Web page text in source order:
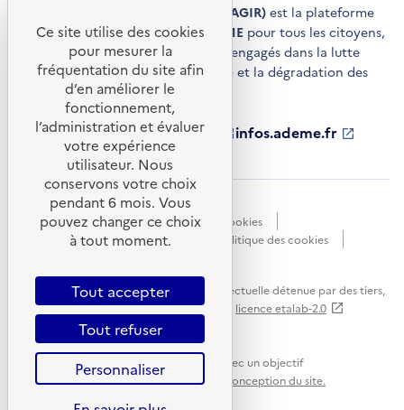
Agir pour la transition écologique (AGIR) est la plateforme
de conseils et de services de l'ADEME pour tous les citoyens,
acteurs économiques et territoires engagés dans la lutte
contre le réchauffement climatique et la dégradation des
ressources.
ademe.fr
S'ouvre
nouvelle
fenêtre
librairie.ademe.fr
S'ouvre
dans
une
nouvelle
fenêtre
infos.ademe.fr
S'ouvre
nouvelle
ademe.fr/presse
S'ouvre
nouvelle
fenêtre
Accessibilité : non conforme
Données personnelles
Gestion des cookies
Mentions légales
Plan du site
Politique des cookies
dans
nouvelle
Sauf mention explicite de propriété intellectuelle détenue par des tiers,
les contenus de ce site sont proposés sous licence etalab-2.0
Ce site internet est pensé et développé avec un objectif
d'écoconception.En savoir plus sur l'écoconception du site.
Ce site utilise des cookies
pour mesurer la
fréquentation du site afin
d’en améliorer le
fonctionnement,
l’administration et évaluer
votre expérience
utilisateur. Nous
conservons votre choix
pendant 6 mois. Vous
pouvez changer ce choix
à tout moment.
Tout accepter
Tout refuser
Personnaliser